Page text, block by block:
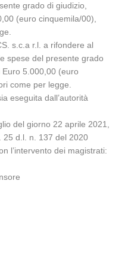
grado di giudizio,
(euro cinquemila/00),
s.c.a r.l. a rifondere al
spese del presente grado
5.000,00 (euro
come per legge.
eseguita dall’autorità
del giorno 22 aprile 2021,
25 d.l. n. 137 del 2020
l’intervento dei magistrati: